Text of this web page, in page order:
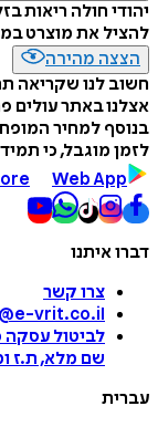
יהודי חולה ריאות
להציל את מוצרט
הצצה מהירה
חשוב לנו שקריאה
אצלנו באתר עולים
בנוסף למחיר
לזמן מוגבל, כי
Web App
דברו איתנו
צרו קשר
vrit.co.il
לביטול עסקה
שם מלא, ת.ז
עברית